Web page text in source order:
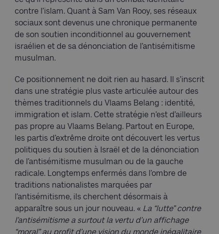
contre l’islam. Quant à Sam Van Rooy, ses réseaux
sociaux sont devenus une chronique permanente
de son soutien inconditionnel au gouvernement
israélien et de sa dénonciation de l’antisémitisme
musulman.
Ce positionnement ne doit rien au hasard. Il s’inscrit
dans une stratégie plus vaste articulée autour des
thèmes traditionnels du Vlaams Belang : identité,
immigration et islam. Cette stratégie n’est d’ailleurs
pas propre au Vlaams Belang. Partout en Europe,
les partis d’extrême droite ont découvert les vertus
politiques du soutien à Israël et de la dénonciation
de l’antisémitisme musulman ou de la gauche
radicale. Longtemps enfermés dans l’ombre de
traditions nationalistes marquées par
l’antisémitisme, ils cherchent désormais à
apparaître sous un jour nouveau. « La “lutte” contre
l’antisémitisme a surtout la vertu d’un affichage
“moral” au profit d’une vision du monde inégalitaire